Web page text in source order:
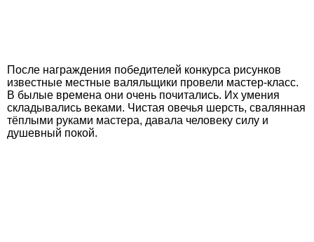
После награждения победителей конкурса рисунков
известные местные валяльщики провели мастер-класс.
В былые времена они очень почитались. Их умения
складывались веками. Чистая овечья шерсть, свалянная
тёплыми руками мастера, давала человеку силу и
душевный покой.